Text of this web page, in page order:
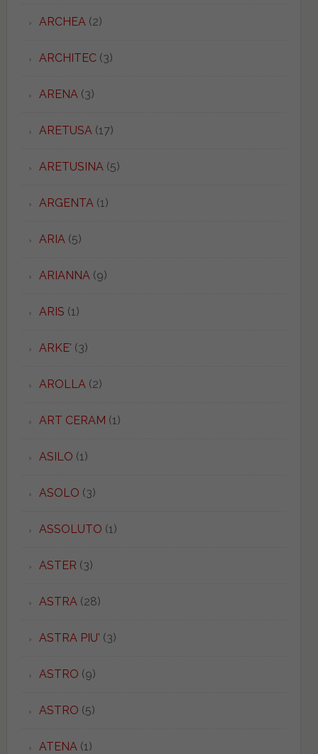
ARCHEA(2)
ARCHITEC(3)
ARENA(3)
ARETUSA(17)
ARETUSINA(5)
ARGENTA(1)
ARIA(5)
ARIANNA(9)
ARIS (1)
ARKE' (3)
AROLLA(2)
ART CERAM (1)
ASILO (1)
ASOLO (3)
ASSOLUTO (1)
ASTER (3)
ASTRA(28)
ASTRA PIU' (3)
ASTRO (9)
ASTRO (5)
ATENA(1)